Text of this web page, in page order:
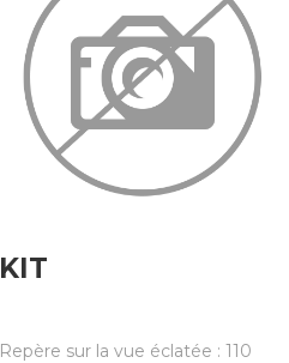
KIT
Repère sur la vue éclatée : 110